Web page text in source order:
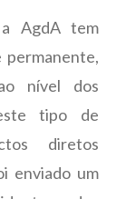
AgdA tem
permanente,
nível dos
tipo de
diretos
enviado um